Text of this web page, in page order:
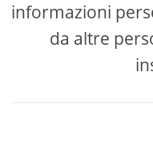
informazioni
da altre